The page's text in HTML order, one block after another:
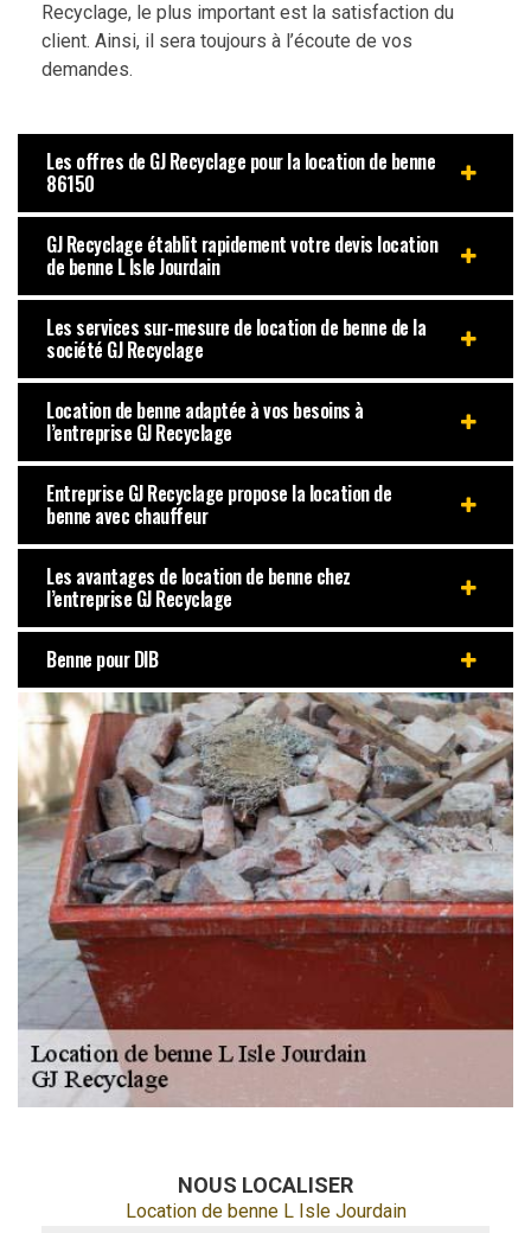
Recyclage, le plus important est la satisfaction du
client. Ainsi, il sera toujours à l’écoute de vos
demandes.
Les offres de GJ Recyclage pour la location de benne
86150
GJ Recyclage établit rapidement votre devis location
de benne L Isle Jourdain
Les services sur-mesure de location de benne de la
société GJ Recyclage
Location de benne adaptée à vos besoins à
l’entreprise GJ Recyclage
Entreprise GJ Recyclage propose la location de
benne avec chauffeur
Les avantages de location de benne chez
l’entreprise GJ Recyclage
Benne pour DIB
NOUS LOCALISER
Location de benne L Isle Jourdain